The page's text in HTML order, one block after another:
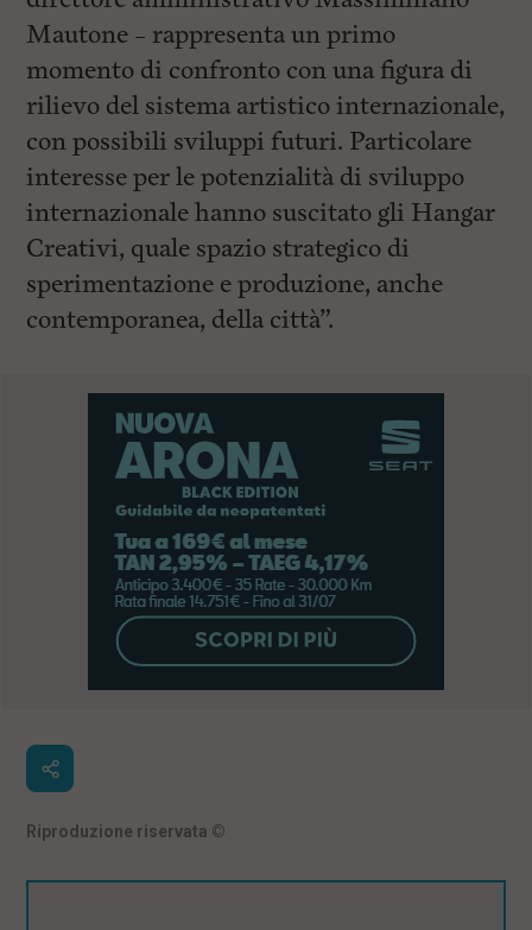
Mautone – rappresenta un primo
momento di confronto con una figura di
rilievo del sistema artistico internazionale,
con possibili sviluppi futuri. Particolare
interesse per le potenzialità di sviluppo
internazionale hanno suscitato gli Hangar
Creativi, quale spazio strategico di
sperimentazione e produzione, anche
contemporanea, della città”.
Riproduzione riservata ©